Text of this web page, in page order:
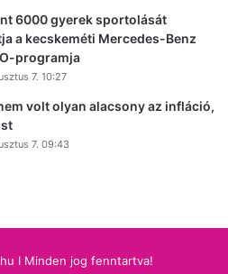
6000 gyerek sportolását
a kecskeméti Mercedes-Benz
programja
7. 10:27
volt olyan alacsony az infláció,
7. 09:43
I Minden jog fenntartva!